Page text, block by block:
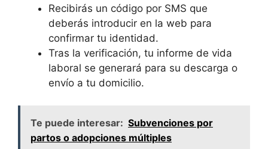
Recibirás un código por SMS que
deberás introducir en la web para
confirmar tu identidad.
Tras la verificación, tu informe de vida
laboral se generará para su descarga o
envío a tu domicilio.
Te puede interesar: Subvenciones por
partos o adopciones múltiples